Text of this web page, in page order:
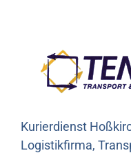
Kurierdienst
Logistikfirma,